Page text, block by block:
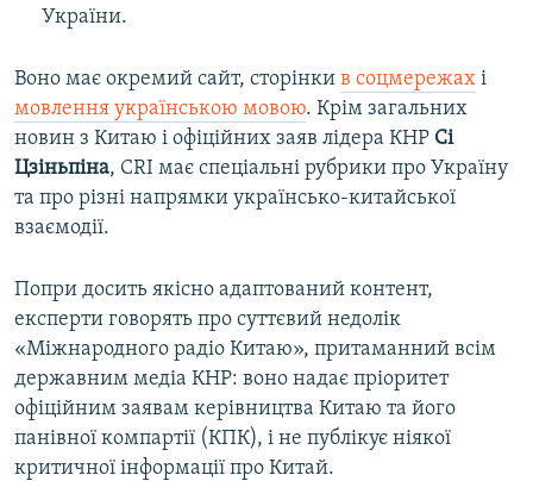
України.
Воно має окремий сайт, сторінки в соцмережах і
мовлення українською мовою. Крім загальних
новин з Китаю і офіційних заяв лідера КНР Сі
Цзіньпіна, CRI має спеціальні рубрики про Україну
та про різні напрямки українсько-китайської
взаємодії.
Попри досить якісно адаптований контент,
експерти говорять про суттєвий недолік
«Міжнародного радіо Китаю», притаманний всім
державним медіа КНР: воно надає пріоритет
офіційним заявам керівництва Китаю та його
панівної компартії (КПК), і не публікує ніякої
критичної інформації про Китай.